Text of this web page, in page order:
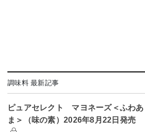
調味料 最新記事
ピュアセレクト マヨネーズ＜ふわあ
ま＞（味の素）2026年8月22日発売